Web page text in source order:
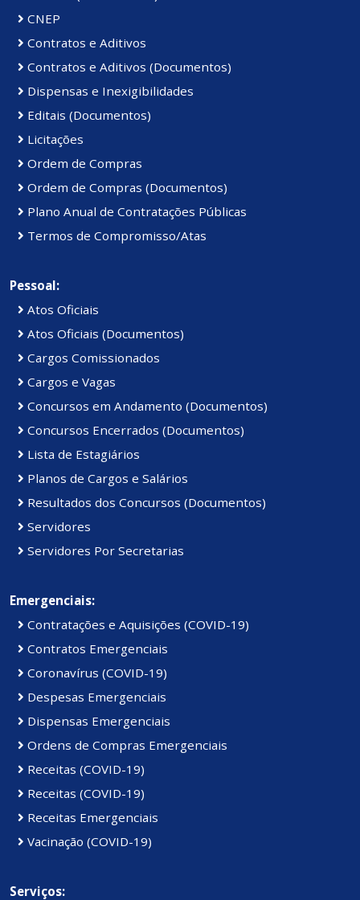
CNEP
Contratos e Aditivos
Contratos e Aditivos (Documentos)
Dispensas e Inexigibilidades
Editais (Documentos)
Licitações
Ordem de Compras
Ordem de Compras (Documentos)
Plano Anual de Contratações Públicas
Termos de Compromisso/Atas
Pessoal:
Atos Oficiais
Atos Oficiais (Documentos)
Cargos Comissionados
Cargos e Vagas
Concursos em Andamento (Documentos)
Concursos Encerrados (Documentos)
Lista de Estagiários
Planos de Cargos e Salários
Resultados dos Concursos (Documentos)
Servidores
Servidores Por Secretarias
Emergenciais:
Contratações e Aquisições (COVID-19)
Contratos Emergenciais
Coronavírus (COVID-19)
Despesas Emergenciais
Dispensas Emergenciais
Ordens de Compras Emergenciais
Receitas (COVID-19)
Receitas (COVID-19)
Receitas Emergenciais
Vacinação (COVID-19)
Serviços: